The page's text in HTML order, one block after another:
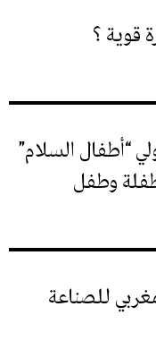
قوية ؟
الدولي “أطفال السلام”
للصناعة